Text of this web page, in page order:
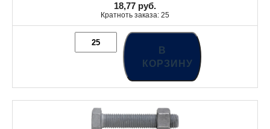
18,77 руб.
Кратноть заказа: 25
В
КОРЗИНУ